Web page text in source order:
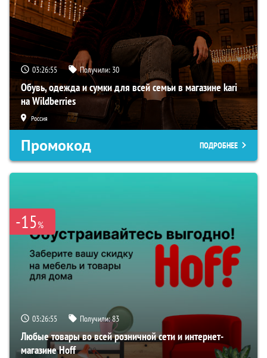
03:26:54 Получили: 30
Обувь, одежда и сумки для всей семьи в магазине kari
на Wildberries
Россия
Промокод ПОДРОБНЕЕ
-15%
03:26:54 Получили:83
Любые товары во всей розничной сети и интернет-
магазине Hoff